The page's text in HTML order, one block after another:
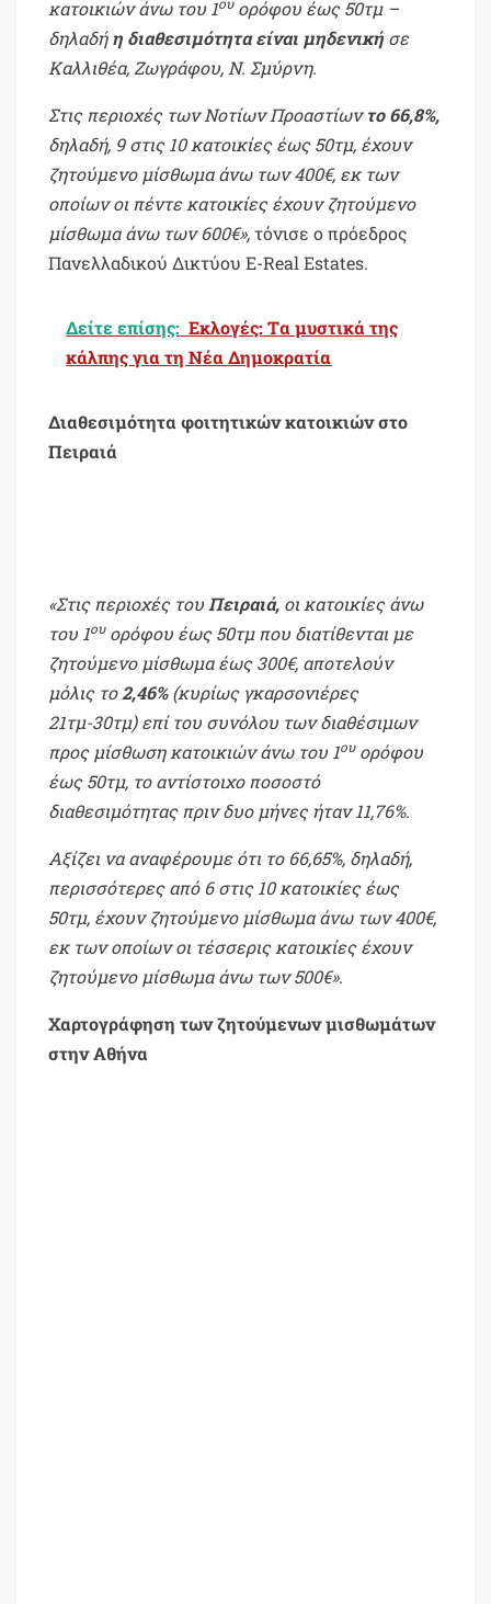
κατοικιών άνω του 1
ορόφου έως 50τμ –
δηλαδήη διαθεσιμότητα είναι μηδενική σε
Καλλιθέα, Ζωγράφου, Ν. Σμύρνη.
Στις περιοχές των Νοτίων Προαστίωντο 66,8%,
δηλαδή, 9 στις 10 κατοικίες έως 50τμ, έχουν
ζητούμενο μίσθωμα άνω των 400€, εκ των
οποίων οι πέντε κατοικίες έχουν ζητούμενο
μίσθωμα άνω των 600€»,τόνισε ο πρόεδρος
Πανελλαδικού Δικτύου E-Real Estates.
Δείτε επίσης: Εκλογές: Tα μυστικά της
κάλπης για τη Νέα Δημοκρατία
Διαθεσιμότητα φοιτητικών κατοικιών στο
Πειραιά
«Στις περιοχές του Πειραιά, οι κατοικίες άνω
του 1ουορόφου έως 50τμ που διατίθενται με
ζητούμενο μίσθωμα έως 300€, αποτελούν
μόλις το2,46%(κυρίως γκαρσονιέρες
21τμ-30τμ) επί του συνόλου των διαθέσιμων
προς μίσθωση κατοικιών άνω του 1ουορόφου
έως 50τμ, το αντίστοιχο ποσοστό
διαθεσιμότητας πριν δυο μήνες ήταν 11,76%.
Αξίζει να αναφέρουμε ότι το 66,65%, δηλαδή,
περισσότερες από 6 στις 10 κατοικίες έως
50τμ, έχουν ζητούμενο μίσθωμα άνω των 400€,
εκ των οποίων οι τέσσερις κατοικίες έχουν
ζητούμενο μίσθωμα άνω των 500€».
Χαρτογράφηση των ζητούμενων μισθωμάτων
στην Αθήνα